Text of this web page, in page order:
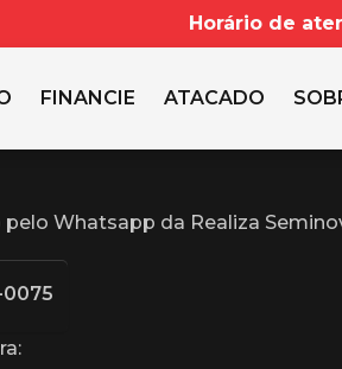
Horário de
FINANCIE ATACADO
Whatsapp da Realiza